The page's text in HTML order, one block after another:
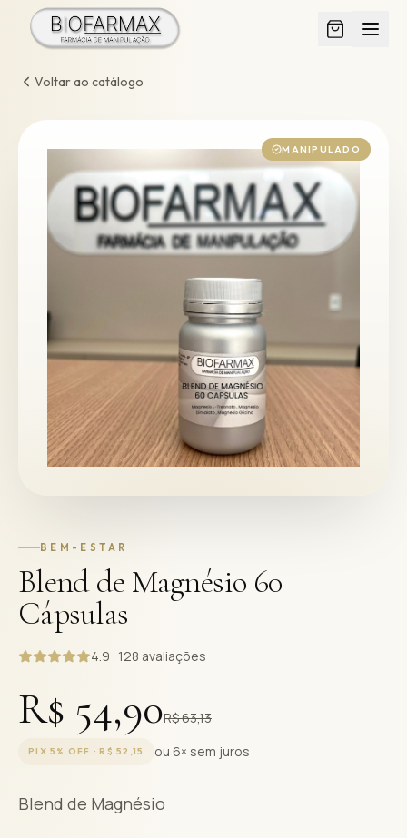
Voltar ao catálogo
MANIPULADO
BEM-ESTAR
Blend de Magnésio 60
Cápsulas
4.9 · 128 avaliações
R$ 54,90R$ 63,13
PIX 5% OFF ·R$ 52,15 ou 6× sem juros
Blend de Magnésio